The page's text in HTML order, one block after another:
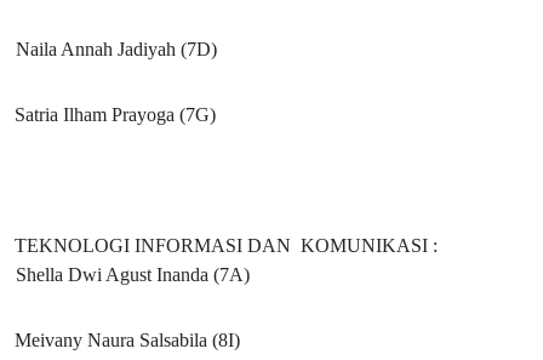
Naila Annah Jadiyah (7D)
Satria Ilham Prayoga (7G)
TEKNOLOGI INFORMASI DAN KOMUNIKASI :
Shella Dwi Agust Inanda (7A)
Meivany Naura Salsabila (8I)